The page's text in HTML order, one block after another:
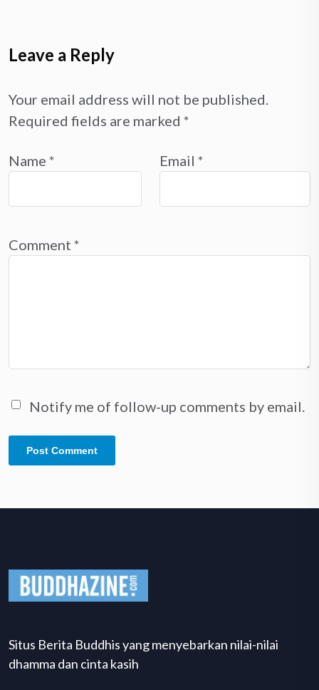
Leave a Reply
Your email address will not be published.
Required fields are marked *
Name * Email *
Comment *
Notify me of follow-up comments by email.
Situs Berita Buddhis yang menyebarkan nilai-nilai
dhamma dan cinta kasih